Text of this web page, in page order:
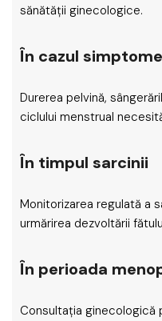
sănătății ginecologice.
În cazul
Durerea pelvină,
ciclului menstrual
În timpul sarcinii
Monitorizarea regulată a
urmărirea dezvoltării
În perioada
Consultația ginecologică